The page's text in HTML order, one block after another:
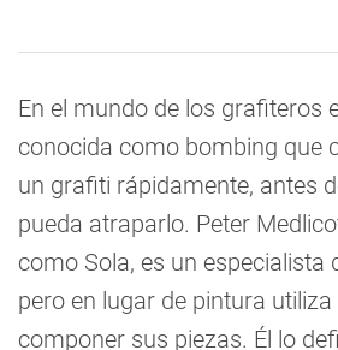
En el mundo de los grafiteros
conocida como bombing que
un grafiti rápidamente, antes
pueda atraparlo. Peter
como Sola, es un especialista
pero en lugar de pintura
componer sus piezas. Él lo